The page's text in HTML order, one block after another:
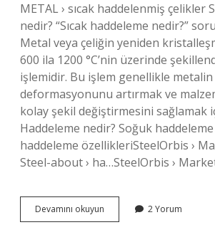
METAL › sıcak haddelenmiş çelikler
nedir? “Sıcak haddeleme nedir?”
Metal veya çeliğin yeniden
600 ila 1200 °C’nin üzerinde
işlemidir. Bu işlem genellikle
deformasyonunu artırmak ve
kolay şekil değiştirmesini sağlamak
Haddeleme nedir? Soğuk haddeleme
haddeleme özellikleriSteelOrbis ›
Steel-about › ha…SteelOrbis ›
Devamını okuyun
Metal
2 Yorum